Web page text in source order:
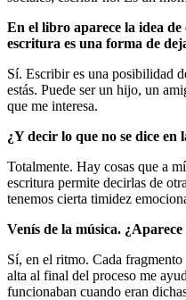
En el libro aparece la idea
escritura es una forma de
Sí. Escribir es una posibilidad
estás. Puede ser un hijo, un
que me interesa.
¿Y decir lo que no se dice en
Totalmente. Hay cosas que a
escritura permite decirlas de
tenemos cierta timidez
Venís de la música.
Sí, en el ritmo. Cada
alta al final del proceso me
funcionaban cuando eran